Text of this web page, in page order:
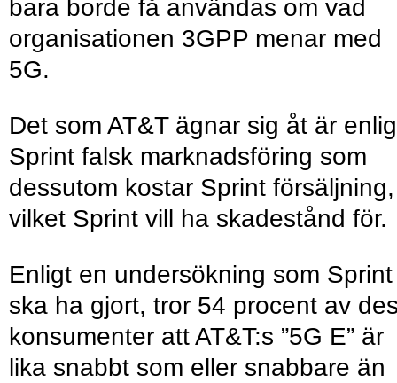
bara borde få användas om vad
organisationen 3GPP menar med
5G.
Det som AT&T ägnar sig åt är
Sprint falsk marknadsföring som
dessutom kostar Sprint försäljning,
vilket Sprint vill ha skadestånd för.
Enligt en undersökning som Sprint
ska ha gjort, tror 54 procent av
konsumenter att AT&T:s ”5G E” är
lika snabbt som eller snabbare än